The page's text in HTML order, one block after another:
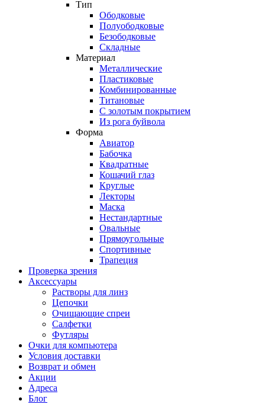
Тип
Ободковые
Полуободковые
Безободковые
Складные
Материал
Металлические
Пластиковые
Комбинированные
Титановые
С золотым покрытием
Из рога буйвола
Форма
Авиатор
Бабочка
Квадратные
Кошачий глаз
Круглые
Лекторы
Маска
Нестандартные
Овальные
Прямоугольные
Спортивные
Трапеция
Проверка зрения
Аксессуары
Растворы для линз
Цепочки
Очищающие спреи
Салфетки
Футляры
Очки для компьютера
Условия доставки
Возврат и обмен
Акции
Адреса
Блог